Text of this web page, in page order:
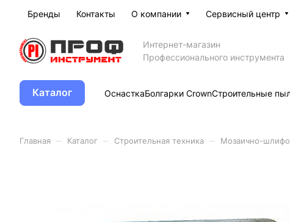
Бренды Контакты О компании Сервисный центр
Интернет-магазин
Профессионального инструмента
Каталог ОснасткаБолгарки CrownСтроительные
Главная Каталог Строительная техника Мозаично-